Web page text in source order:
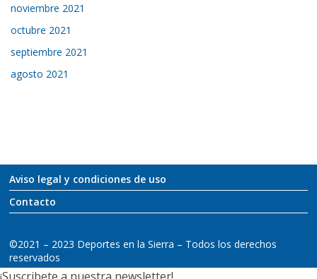
noviembre 2021
octubre 2021
septiembre 2021
agosto 2021
Aviso legal y condiciones de uso
Contacto
©2021 – 2023 Deportes en la Sierra – Todos los derechos
reservados
¡Suscribete a nuestra newsletter!